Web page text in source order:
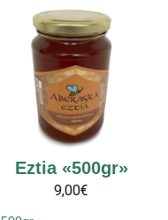
Eztia «500gr»
9,00€